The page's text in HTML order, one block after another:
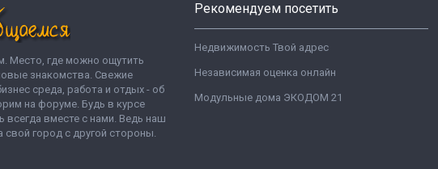
Место, где можно ощутить
знакомства. Свежие
среда, работа и отдых - об
на форуме. Будь в курсе
всегда вместе с нами. Ведь наш
свой город с другой стороны.
Рекомендуем посетить
Недвижимость Твой адрес
Независимая оценка онлайн
Модульные дома ЭКОДОМ 21